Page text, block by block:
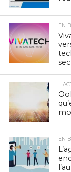
EN
EN